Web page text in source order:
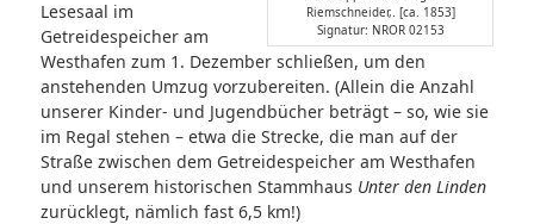
Riemschneider,. [ca. 1853]
Signatur: NROR 02153
Lesesaal im
Getreidespeicher am
Westhafen zum 1. Dezember schließen, um den
anstehenden Umzug vorzubereiten. (Allein die Anzahl
unserer Kinder- und Jugendbücher beträgt – so, wie sie
im Regal stehen – etwa die Strecke, die man auf der
Straße zwischen dem Getreidespeicher am Westhafen
und unserem historischen Stammhaus Unter den Linden
zurücklegt, nämlich fast 6,5 km!)